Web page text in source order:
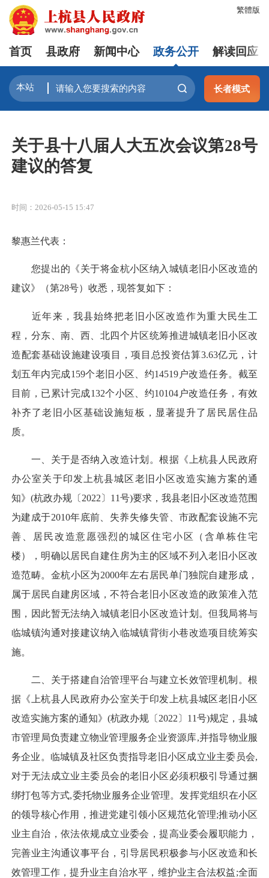
繁體版
首页 县政府 新闻中心 政务公开 解读回应
长者模式
关于县十八届人大五次会议第28号
建议的答复
时间：2026-05-15 15:47
黎惠兰代表：
您提出的《关于将金杭小区纳入城镇老旧小区改造的
建议》（第28号）收悉，现答复如下：
近年来，我县始终把老旧小区改造作为重大民生工
程，分东、南、西、北四个片区统筹推进城镇老旧小区改
造配套基础设施建设项目，项目总投资估算3.63亿元，计
划五年内完成159个老旧小区、约14519户改造任务。截至
目前，已累计完成132个小区、约10104户改造任务，有效
补齐了老旧小区基础设施短板，显著提升了居民居住品
质。
一、关于是否纳入改造计划。根据《上杭县人民政府
办公室关于印发上杭县城区老旧小区改造实施方案的通
知》(杭政办规〔2022〕11号)要求，我县老旧小区改造范围
为建成于2010年底前、失养失修失管、市政配套设施不完
善、居民改造意愿强烈的城区住宅小区（含单栋住宅
楼），明确以居民自建住房为主的区域不列入老旧小区改
造范畴。金杭小区为2000年左右居民单门独院自建形成，
属于居民自建房区域，不符合老旧小区改造的政策准入范
围，因此暂无法纳入城镇老旧小区改造计划。但我局将与
临城镇沟通对接建议纳入临城镇背街小巷改造项目统筹实
施。
二、关于搭建自治管理平台与建立长效管理机制。根
据《上杭县人民政府办公室关于印发上杭县城区老旧小区
改造实施方案的通知》(杭政办规〔2022〕11号)规定，县城
市管理局负责建立物业管理服务企业资源库,并指导物业服
务企业。临城镇及社区负责指导老旧小区成立业主委员会,
对于无法成立业主委员会的老旧小区必须积极引导通过捆
绑打包等方式,委托物业服务企业管理。发挥党组织在小区
的领导核心作用，推进党建引领小区规范化管理;推动小区
业主自治，依法依规成立业委会，提高业委会履职能力，
完善业主沟通议事平台，引导居民积极参与小区改造和长
效管理工作，提升业主自治水平，维护业主合法权益;全面